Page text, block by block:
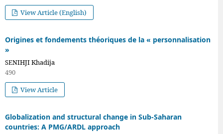
View Article (English)
Origines et fondements théoriques de la « personnalisation
»
SENIHJI Khadija
490
View Article
Globalization and structural change in Sub-Saharan
countries: A PMG/ARDL approach